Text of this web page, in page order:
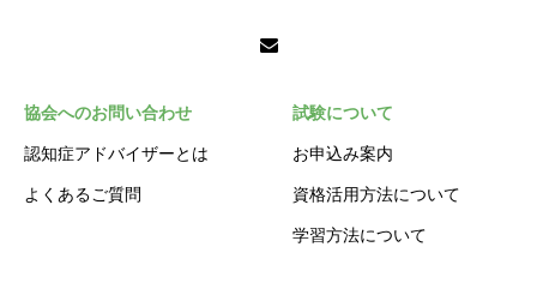
協会へのお問い合わせ
認知症アドバイザーとは
よくあるご質問
試験について
お申込み案内
資格活用方法について
学習方法について